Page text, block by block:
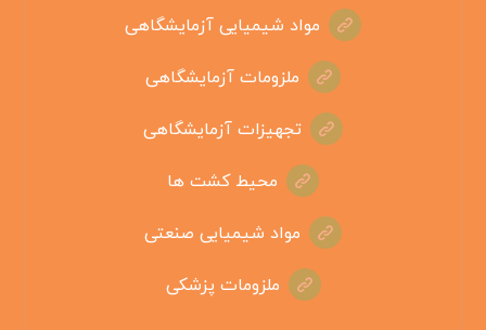
مواد شیمیایی آزمایشگاهی
ملزومات آزمایشگاهی
تجهیزات آزمایشگاهی
محیط کشت ها
مواد شیمیایی صنعتی
ملزومات پزشکی